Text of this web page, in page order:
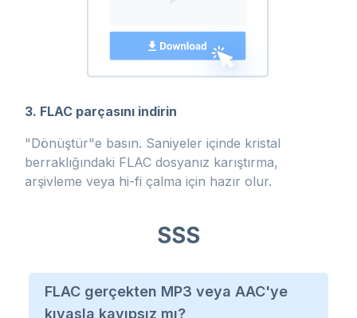
3. FLAC parçasını indirin
"Dönüştür"e basın. Saniyeler içinde kristal
berraklığındaki FLAC dosyanız karıştırma,
arşivleme veya hi-fi çalma için hazır olur.
SSS
FLAC gerçekten MP3 veya AAC'ye
kıyasla kayıpsız mı?